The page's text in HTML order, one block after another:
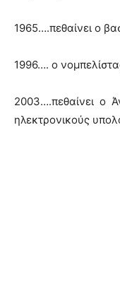
1965….πεθαίνει ο
1996…. ο
2003….πεθαίνει ο
ηλεκτρονικούς